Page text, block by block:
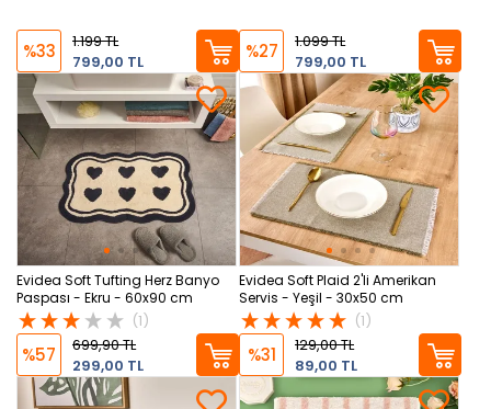
%33
1.199 TL
799,00 TL
%27
1.099 TL
799,00 TL
Evidea Soft Tufting Herz Banyo
Paspası - Ekru - 60x90 cm
(1)
%57
699,90 TL
299,00 TL
Evidea Soft Plaid 2'li Amerikan
Servis - Yeşil - 30x50 cm
(1)
%31
129,00 TL
89,00 TL